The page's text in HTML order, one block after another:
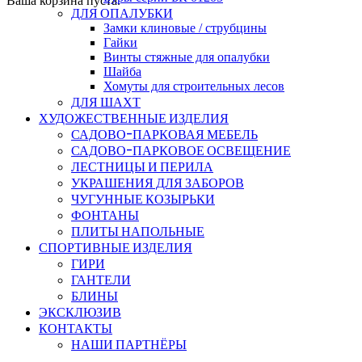
ДЛЯ ОПАЛУБКИ
Замки клиновые / струбцины
Гайки
Винты стяжные для опалубки
Шайба
Хомуты для строительных лесов
ДЛЯ ШАХТ
ХУДОЖЕСТВЕННЫЕ ИЗДЕЛИЯ
САДОВО-ПАРКОВАЯ МЕБЕЛЬ
САДОВО-ПАРКОВОЕ ОСВЕЩЕНИЕ
ЛЕСТНИЦЫ И ПЕРИЛА
УКРАШЕНИЯ ДЛЯ ЗАБОРОВ
ЧУГУННЫЕ КОЗЫРЬКИ
ФОНТАНЫ
ПЛИТЫ НАПОЛЬНЫЕ
СПОРТИВНЫЕ ИЗДЕЛИЯ
ГИРИ
ГАНТЕЛИ
БЛИНЫ
ЭКСКЛЮЗИВ
КОНТАКТЫ
НАШИ ПАРТНЁРЫ